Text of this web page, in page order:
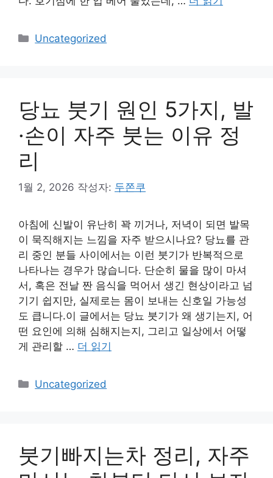
카
Uncategorized
당뇨 붓기 원인 5가지, 발
·손이 자주 붓는 이유 정
리
1월 2, 2026 작성자: 두쫀쿠
아침에 신발이 유난히 꽉 끼거나, 저녁이 되면 발목
이 묵직해지는 느낌을 자주 받으시나요? 당뇨를 관
리 중인 분들 사이에서는 이런 붓기가 반복적으로
나타나는 경우가 많습니다. 단순히 물을 많이 마셔
서, 혹은 전날 짠 음식을 먹어서 생긴 현상이라고 넘
기기 쉽지만, 실제로는 몸이 보내는 신호일 가능성
도 큽니다.이 글에서는 당뇨 붓기가 왜 생기는지, 어
떤 요인에 의해 심해지는지, 그리고 일상에서 어떻
게 관리할 … 더 읽기
카
Uncategorized
붓기빠지는차 정리, 자주